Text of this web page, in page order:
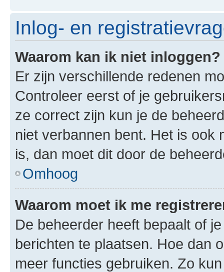
Inlog- en
Waarom kan ik niet inloggen?
Er zijn verschillende redenen
Controleer eerst of je
ze correct zijn kun je de
niet verbannen bent. Het is ook
is, dan moet dit door de
Omhoog
Waarom moet ik me
De beheerder heeft bepaalt of
berichten te plaatsen. Hoe dan
meer functies gebruiken. Zo